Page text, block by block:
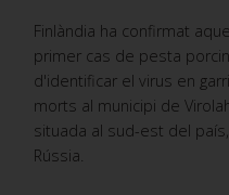
Finlàndia ha confirmat
primer cas de pesta
d'identificar el virus en
morts al municipi de
situada al sud-est del
Rússia.